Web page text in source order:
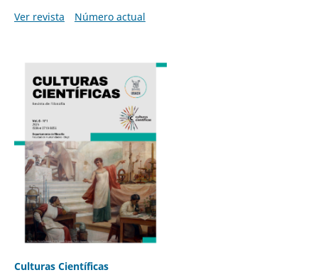
Ver revista
Número actual
Culturas Científicas